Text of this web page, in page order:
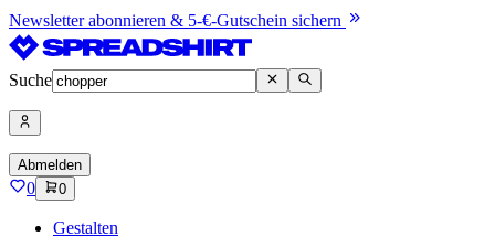
Newsletter abonnieren & 5-€-Gutschein sichern
Suche
Abmelden
0 0
Gestalten